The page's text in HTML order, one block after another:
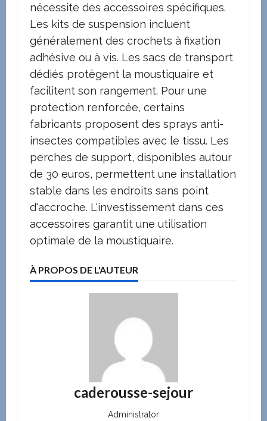
nécessite des accessoires spécifiques.
Les kits de suspension incluent
généralement des crochets à fixation
adhésive ou à vis. Les sacs de transport
dédiés protègent la moustiquaire et
facilitent son rangement. Pour une
protection renforcée, certains
fabricants proposent des sprays anti-
insectes compatibles avec le tissu. Les
perches de support, disponibles autour
de 30 euros, permettent une installation
stable dans les endroits sans point
d'accroche. L'investissement dans ces
accessoires garantit une utilisation
optimale de la moustiquaire.
À PROPOS DE L'AUTEUR
caderousse-sejour
Administrator